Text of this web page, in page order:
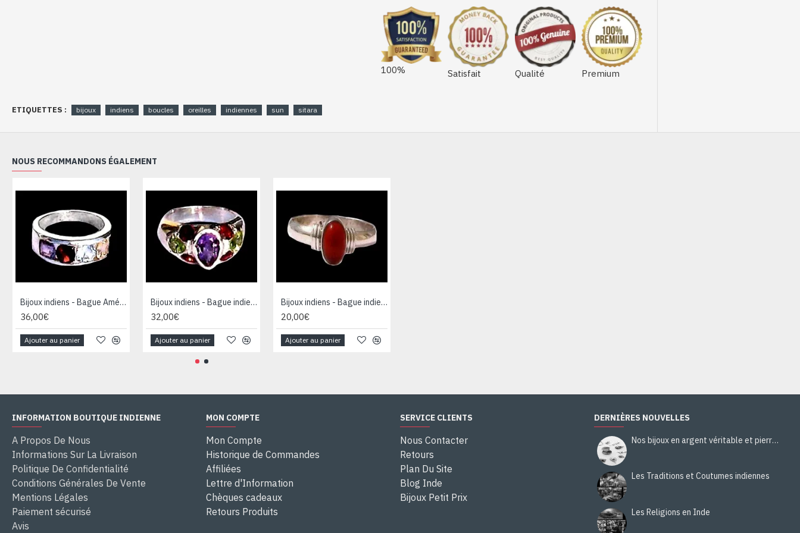
100% Satisfait Qualité Premium
ETIQUETTES : bijoux indiens boucles oreilles indiennes sun sitara
NOUS RECOMMANDONS ÉGALEMENT
Bijoux indiens - Bague Améthyste, Grenat, Topaze et citrine
36,00€
Ajouter au panier
Bijoux indiens - Bague indienne Améthyste, Grenat et Péridot
32,00€
Ajouter au panier
Bijoux indiens - Bague indienne Cornaline
20,00€
Ajouter au panier
INFORMATION BOUTIQUE INDIENNE
A Propos De Nous
Informations Sur La Livraison
Politique De Confidentialité
Conditions Générales De Vente
Mentions Légales
Paiement sécurisé
Avis
MON COMPTE
Mon Compte
Historique de Commandes
Affiliées
Lettre d'Information
Chèques cadeaux
Retours Produits
SERVICE CLIENTS
Nous Contacter
Retours
Plan Du Site
Blog Inde
Bijoux Petit Prix
DERNIÈRES NOUVELLES
Nos bijoux en argent véritable et pierres naturelles
Les Traditions et Coutumes indiennes
Les Religions en Inde